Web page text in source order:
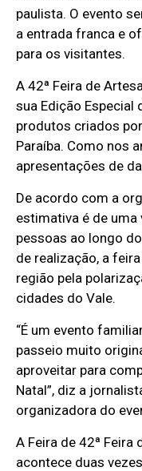
paulista. O evento
a entrada franca e
para os visitantes.
A 42ª Feira de
sua Edição Especial
produtos criados
Paraíba. Como nos
apresentações de
De acordo com a
estimativa é de
pessoas ao longo
de realização, a
região pela
cidades do Vale.
“É um evento
passeio muito
aproveitar para
Natal”, diz a
organizadora do
A Feira de 42ª Feira
acontece duas